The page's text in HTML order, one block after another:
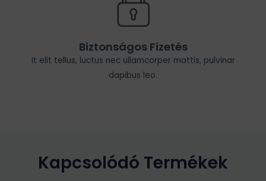
Biztonságos Fizetés
It elit tellus, luctus nec ullamcorper mattis, pulvinar
dapibus leo.
Kapcsolódó Termékek